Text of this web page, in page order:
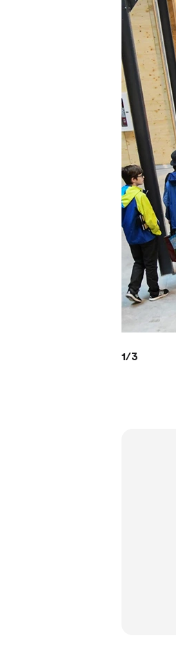
1/3